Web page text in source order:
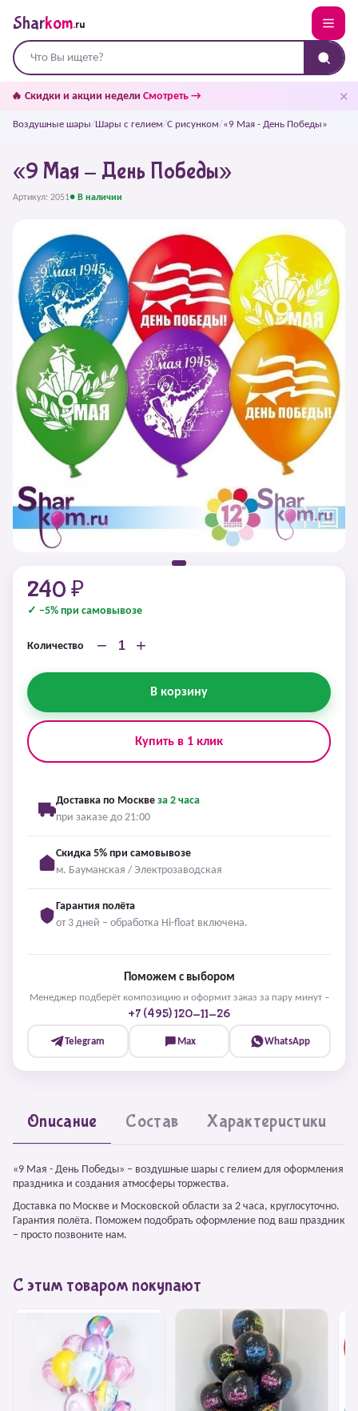
Sharkom.ru
🔥 Скидки и акции недели Смотреть → ✕
Воздушные шары/Шары с гелием/С рисунком/«9 Мая - День Победы»
«9 Мая - День Победы»
Артикул: 2051● В наличии
240 ₽
✓ −5% при самовывозе
Количество − +
В корзину
Купить в 1 клик
Доставка по Москве за 2 часа
при заказе до 21:00
Скидка 5% при самовывозе
м. Бауманская / Электрозаводская
Гарантия полёта
от 3 дней – обработка Hi-float включена.
Поможем с выбором
Менеджер подберёт композицию и оформит заказ за пару минут –
+7 (495) 120-11-26
Telegram Max WhatsApp
Описание Состав Характеристики
«9 Мая - День Победы» – воздушные шары с гелием для оформления
праздника и создания атмосферы торжества.
Доставка по Москве и Московской области за 2 часа, круглосуточно.
Гарантия полёта. Поможем подобрать оформление под ваш праздник
– просто позвоните нам.
С этим товаром покупают